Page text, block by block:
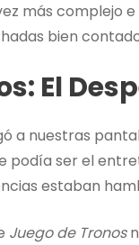
más complejo
bien
El
a nuestras
podía ser el
estaban
Juego de Tronos